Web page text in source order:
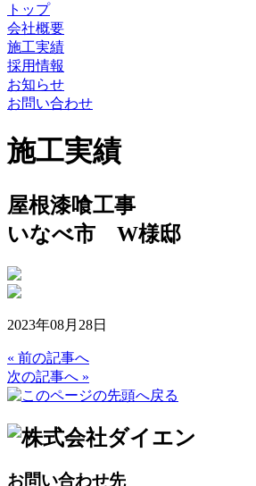
トップ
会社概要
施工実績
採用情報
お知らせ
お問い合わせ
施工実績
屋根漆喰工事
いなべ市 W様邸
2023年08月28日
« 前の記事へ
次の記事へ »
お問い合わせ先